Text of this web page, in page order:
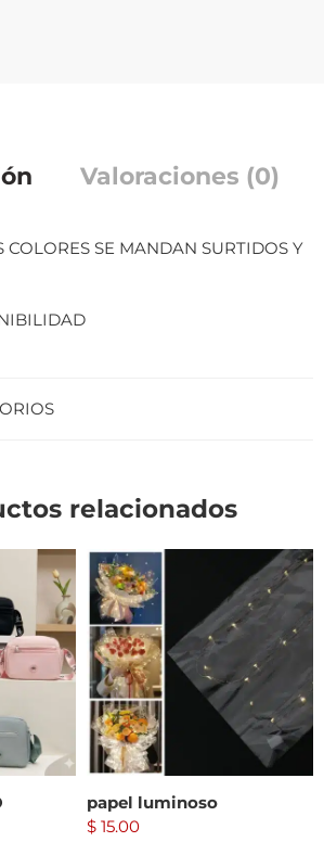
Valoraciones (0)
COLORES SE MANDAN SURTIDOS Y
relacionados
papel luminoso
$ 15.00